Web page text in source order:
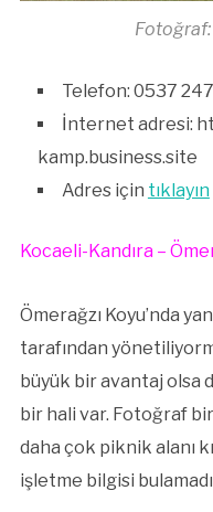
Telefon: 0537
İnternet adresi:
kamp.business.site
Adres için tıklayın
Kocaeli-Kandıra –
Ömerağzı Koyu’nda
tarafından
büyük bir avantaj olsa
bir hali var. Fotoğraf
daha çok piknik alanı
işletme bilgisi